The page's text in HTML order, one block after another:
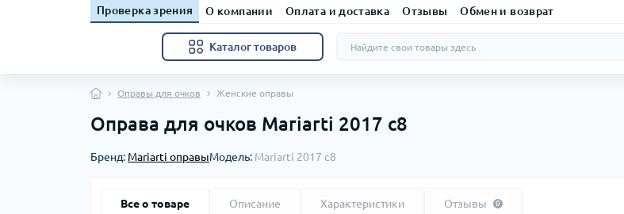
Проверка зрения О компании Оплата и доставка Отзывы Обмен и возврат
Каталог товаров
Оправы для очков Женские оправы
Оправа для очков Mariarti 2017 с8
Бренд: Mariarti оправыМодель: Mariarti 2017 с8
Все о товаре Описание Характеристики Отзывы 0